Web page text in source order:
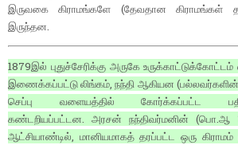
இருவகை கிராமங்களே (தேவதான கிராமங்கள்
இருந்தன.
1879இல் புதுச்சேரிக்கு அருகே உருக்காட்டுக்கோட்டம்
இணைக்கப்பட்டு லிங்கம், நந்தி ஆகியன (பல்லவர்களின்
செப்பு வளையத்தில் கோர்க்கப்பட்ட
கண்டறியப்பட்டன. அரசன் நந்திவர்மனின் (பொ.ஆ
ஆட்சியாண்டில், மானியமாகத் தரப்பட்ட ஒரு